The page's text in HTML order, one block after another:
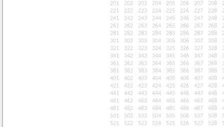
201
202 203 204 205 206 207 208
221
222 223 224 225 226 227 228
241
242 243 244 245 246 247 248
261
262 263 264 265 266 267 268
281
282 283 284 285 286 287 288
301
302 303 304 305 306 307 308
321
322 323 324 325 326 327 328
341
342 343 344 345 346 347 348
361
362 363 364 365 366 367 368
381
382 383 384 385 386 387 388
401
402 403 404 405 406 407 408
421
422 423 424 425 426 427 428
441
442 443 444 445 446 447 448
461
462 463 464 465 466 467 468
481
482 483 484 485 486 487 488
501
502 503 504 505 506 507 508
521
522 523 524 525 526 527 528